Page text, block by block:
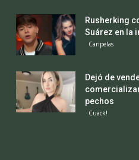
Rusherking
Suárez en la
Caripelas
Dejó de
pechos
Cuack!